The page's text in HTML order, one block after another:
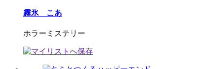
霧氷 こあ
ホラーミステリー